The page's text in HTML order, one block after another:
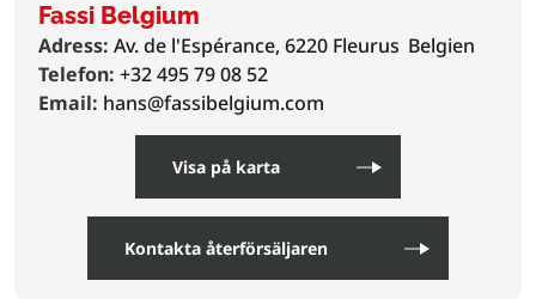
Fassi Belgium
Adress: Av. de l'Espérance, 6220 Fleurus Belgien
Telefon: +32 495 79 08 52
Email: hans@fassibelgium.com
Visa på karta
Kontakta återförsäljaren